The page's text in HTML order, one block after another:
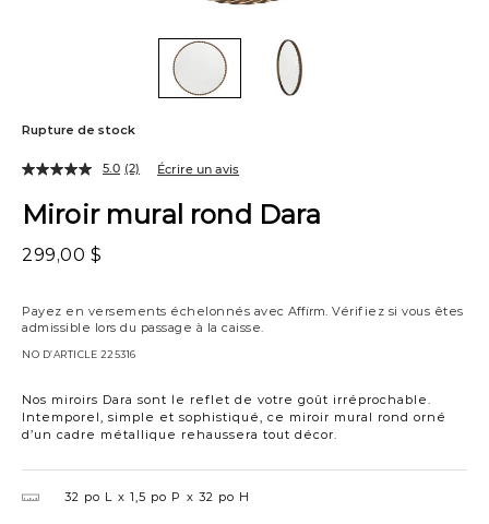
Rupture de stock
Miroir mural rond Dara
299,00 $
Payez en versements échelonnés avec Affirm. Vérifiez si vous êtes
admissible lors du passage à la caisse.
NO D’ARTICLE 225316
Nos miroirs Dara sont le reflet de votre goût irréprochable.
Intemporel, simple et sophistiqué, ce miroir mural rond orné
d’un cadre métallique rehaussera tout décor.
5.0 (2) Écrire un avis
32 po L 1,5 po P 32 po H